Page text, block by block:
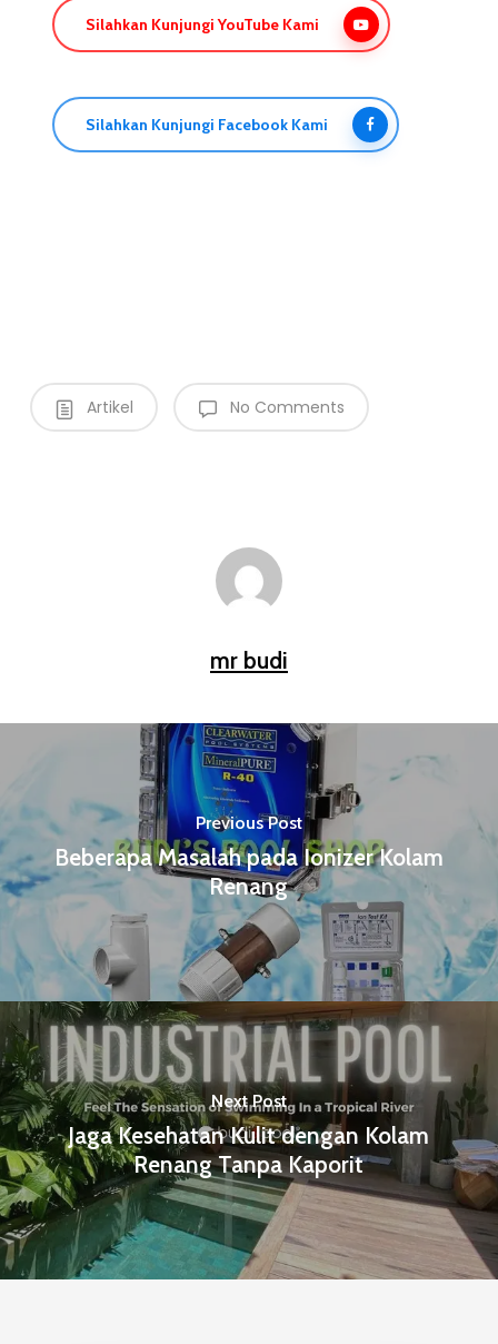
Silahkan Kunjungi YouTube Kami
Silahkan Kunjungi Facebook Kami
Artikel No Comments
mr budi
Previous Post
Beberapa Masalah pada Ionizer Kolam
Renang
Next Post
Jaga Kesehatan Kulit dengan Kolam
Renang Tanpa Kaporit